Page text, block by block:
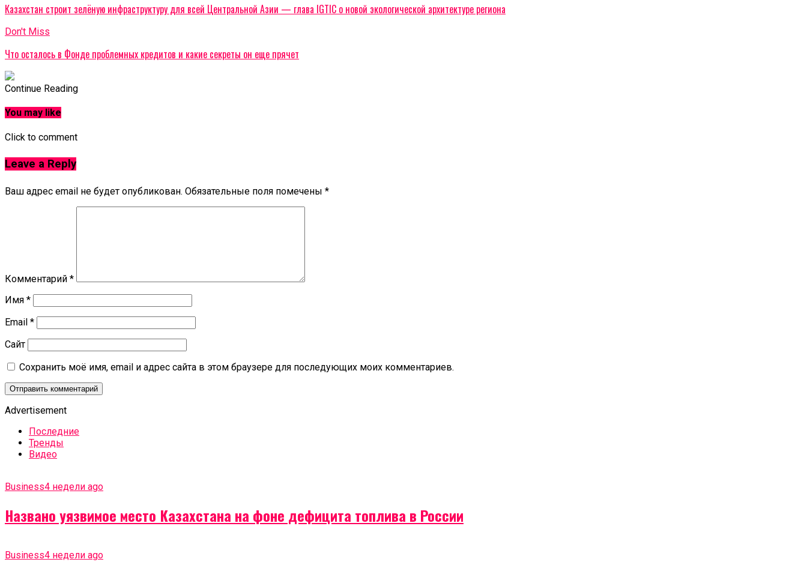
Казахстан строит зелёную инфраструктуру для всей Центральной Азии — глава IGTIC о новой экологической архитектуре региона
Don't Miss
Что осталось в Фонде проблемных кредитов и какие секреты он еще прячет
Continue Reading
You may like
Click to comment
Leave a Reply
Ваш адрес email не будет опубликован. Обязательные поля помечены *
Комментарий *
Имя *
Email *
Сайт
Сохранить моё имя, email и адрес сайта в этом браузере для последующих моих комментариев.
Advertisement
Последние
Тренды
Видео
Business4 недели ago
Названо уязвимое место Казахстана на фоне дефицита топлива в России
Business4 недели ago